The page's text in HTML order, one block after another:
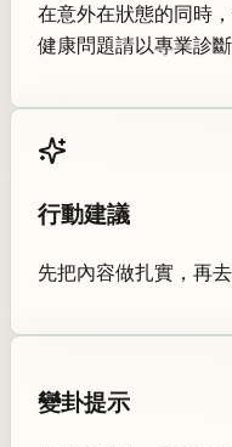
在意外在狀態的同時
健康問題請以專業診斷
行動建議
先把內容做扎實，再
變卦提示